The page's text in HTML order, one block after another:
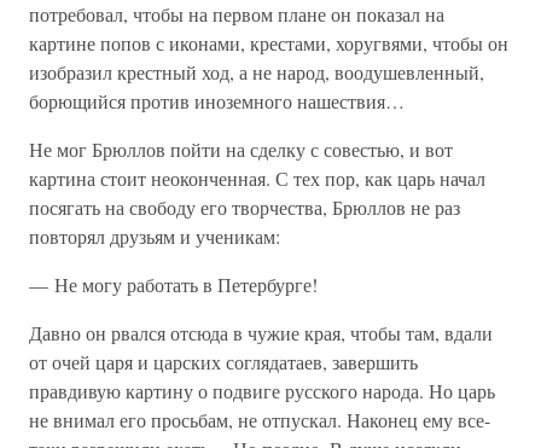
потребовал, чтобы на первом плане он показал на
картине попов с иконами, крестами, хоругвями, чтобы он
изобразил крестный ход, а не народ, воодушевленный,
борющийся против иноземного нашествия…
Не мог Брюллов пойти на сделку с совестью, и вот
картина стоит неоконченная. С тех пор, как царь начал
посягать на свободу его творчества, Брюллов не раз
повторял друзьям и ученикам:
— Не могу работать в Петербурге!
Давно он рвался отсюда в чужие края, чтобы там, вдали
от очей царя и царских соглядатаев, завершить
правдивую картину о подвиге русского народа. Но царь
не внимал его просьбам, не отпускал. Наконец ему все-